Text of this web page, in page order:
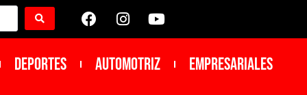
DEPORTES Automotriz Empresariales